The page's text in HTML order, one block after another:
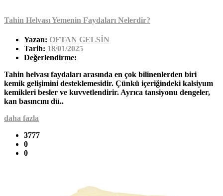
Tahin Helvası Yemenin Faydaları Nelerdir?
Yazan: OFTAN GELSİN
Tarih: 18/01/2025
Değerlendirme:
Tahin helvası faydaları arasında en çok bilinenlerden biri
kemik gelişimini desteklemesidir. Çünkü içeriğindeki kalsiyum
kemikleri besler ve kuvvetlendirir. Ayrıca tansiyonu dengeler,
kan basıncını dü..
daha fazla
3777
0
0